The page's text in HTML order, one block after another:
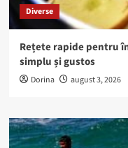
Diverse
Rețete rapide pentru
simplu și gustos
Dorina august 3, 2026